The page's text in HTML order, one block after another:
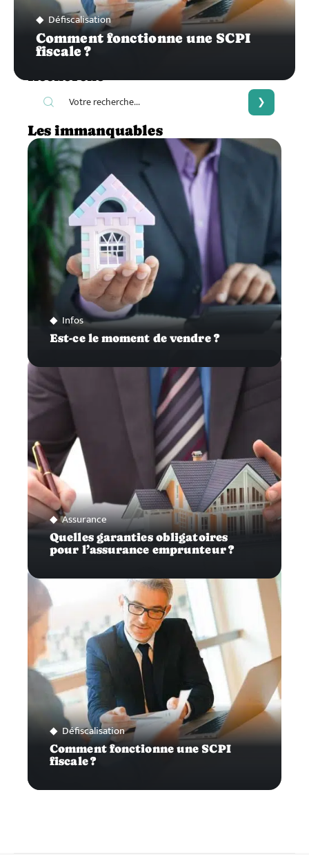
Défiscalisation
Comment fonctionne une SCPI
fiscale ?
Les immanquables
Infos
Est-ce le moment de vendre ?
Assurance
Quelles garanties obligatoires
pour l’assurance emprunteur ?
Défiscalisation
Comment fonctionne une SCPI
fiscale ?